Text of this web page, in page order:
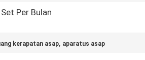
Per Bulan
kerapatan asap, aparatus asap